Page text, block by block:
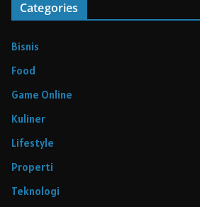
Categories
Bisnis
Food
Game Online
Kuliner
Lifestyle
Properti
Teknologi